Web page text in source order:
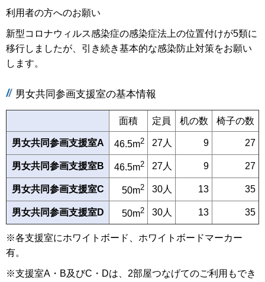
利用者の方へのお願い
新型コロナウィルス感染症の感染症法上の位置付けが5類に
移行しましたが、引き続き基本的な感染防止対策をお願い
します。
男女共同参画支援室の基本情報
面積 定員 机の数 椅子の数
男女共同参画支援室A 46.5m2 27人 9 27
男女共同参画支援室B 46.5m2 27人 9 27
男女共同参画支援室C 50m2 30人 13 35
男女共同参画支援室D 50m2 30人 13 35
※各支援室にホワイトボード、ホワイトボードマーカー
有。
※支援室A・B及びC・Dは、2部屋つなげてのご利用もでき